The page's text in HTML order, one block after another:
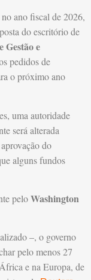
ano fiscal de 2026,
do escritório de
Gestão e
pedidos de
o próximo ano
uma autoridade
será alterada
do
alguns fundos
peloWashington
–, o governo
pelo menos 27
e na Europa, de